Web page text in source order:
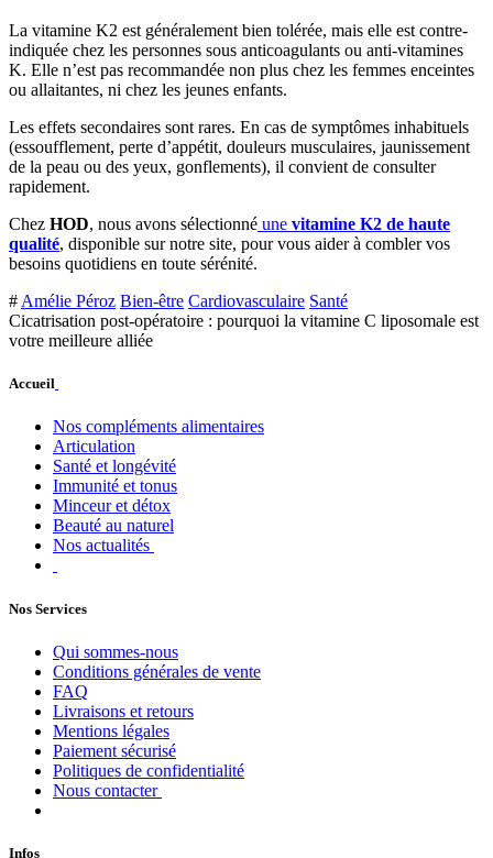
La vitamine K2 est généralement bien tolérée, mais elle est contre-
indiquée chez les personnes sous anticoagulants ou anti-vitamines
K. Elle n’est pas recommandée non plus chez les femmes enceintes
ou allaitantes, ni chez les jeunes enfants.
Les effets secondaires sont rares. En cas de symptômes inhabituels
(essoufflement, perte d’appétit, douleurs musculaires, jaunissement
de la peau ou des yeux, gonflements), il convient de consulter
rapidement.
Chez HOD, nous avons sélectionné une vitamine K2 de haute
qualité, disponible sur notre site, pour vous aider à combler vos
besoins quotidiens en toute sérénité.
# Amélie Péroz Bien-être Cardiovasculaire Santé
Cicatrisation post-opératoire : pourquoi la vitamine C liposomale est
votre meilleure alliée
Accueil
Nos compléments alimentaires
Articulation
Santé et longévité
Immunité et tonus
Minceur et détox
Beauté au naturel
Nos actualités
Nos Services
Qui sommes-nous
Conditions générales de vente
FAQ
Livraisons et retours
Mentions légales
Paiement sécurisé
Politiques de confidentialité
Nous contacter
Infos